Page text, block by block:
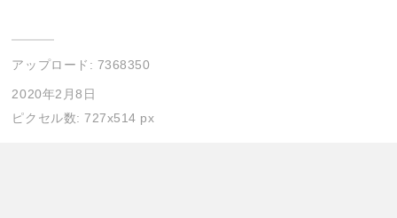
アップロード: 7368350
2020年2月8日
ピクセル数: 727x514 px